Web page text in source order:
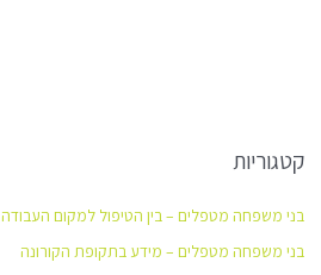
קטגוריות
בני משפחה מטפלים – בין הטיפול למקום העבודה
בני משפחה מטפלים – מידע בתקופת הקורונה